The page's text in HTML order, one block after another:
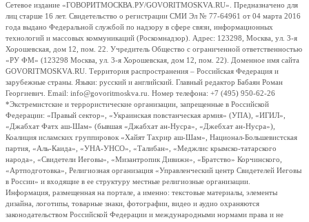
Сетевое издание «ГОВОРИТМОСКВА.РУ/GOVORITMOSKVA.RU». Предназначено для
лиц старше 16 лет. Свидетельство о регистрации СМИ Эл № 77-64961 от 04 марта 2016
года выдано Федеральной службой по надзору в сфере связи, информационных
технологий и массовых коммуникаций (Роскомнадзор). Адрес: 123298, Москва, ул. 3-я
Хорошевская, дом 12, пом. 22. Учредитель Общество с ограниченной ответственностью
«РУ ФМ» (123298 Москва, ул. 3-я Хорошевская, дом 12, пом. 22). Доменное имя сайта
GOVORITMOSKVA.RU. Территория распространения – Российская Федерация и
зарубежные страны. Языки: русский и английский. Главный редактор Бабаян Роман
Георгиевич. Email: info@govoritmoskva.ru. Номер телефона: +7 (495) 950-62-26
*Экстремистские и террористические организации, запрещенные в Российской
Федерации: «Правый сектор», «Украинская повстанческая армия» (УПА), «ИГИЛ»,
«Джабхат Фатх аш-Шам» (бывшая «Джабхат ан-Нусра», «Джебхат ан-Нусра»),
Коалиция исламских группировок «Хайят Тахрир аш-Шам», Национал-Большевистская
партия, «Аль-Каида», «УНА-УНСО», «Талибан», «Меджлис крымско-татарского
народа», «Свидетели Иеговы», «Мизантропик Дивижн», «Братство» Корчинского,
«Артподготовка», Религиозная организация «Управленческий центр Свидетелей Иеговы
в России» и входящие в ее структуру местные религиозные организации.
Информация, размещенная на портале, а именно: текстовые материалы, элементы
дизайна, логотипы, товарные знаки, фотографии, видео и аудио охраняются
законодательством Российской Федерации и международными нормами права и не